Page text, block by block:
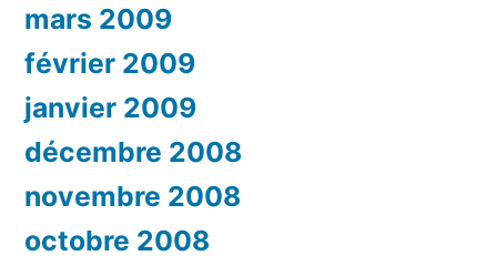
mars 2009
février 2009
janvier 2009
décembre 2008
novembre 2008
octobre 2008